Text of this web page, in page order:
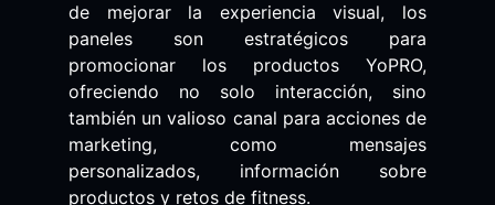
de mejorar la experiencia visual, los
paneles son estratégicos para
promocionar los productos YoPRO,
ofreciendo no solo interacción, sino
también un valioso canal para acciones de
marketing, como mensajes
personalizados, información sobre
productos y retos de fitness.